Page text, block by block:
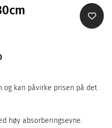
og kan påvirke prisen på det
høy absorberingsevne.